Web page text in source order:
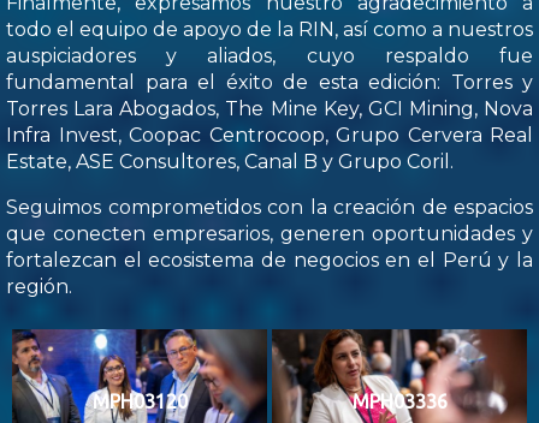
todo el equipo de apoyo de la RIN, así como a nuestros
auspiciadores y aliados, cuyo respaldo fue
fundamental para el éxito de esta edición: Torres y
Torres Lara Abogados, The Mine Key, GCI Mining, Nova
Infra Invest, Coopac Centrocoop, Grupo Cervera Real
Estate, ASE Consultores, Canal B y Grupo Coril.
Seguimos comprometidos con la creación de espacios
que conecten empresarios, generen oportunidades y
fortalezcan el ecosistema de negocios en el Perú y la
región.
MPH03120 MPH03336